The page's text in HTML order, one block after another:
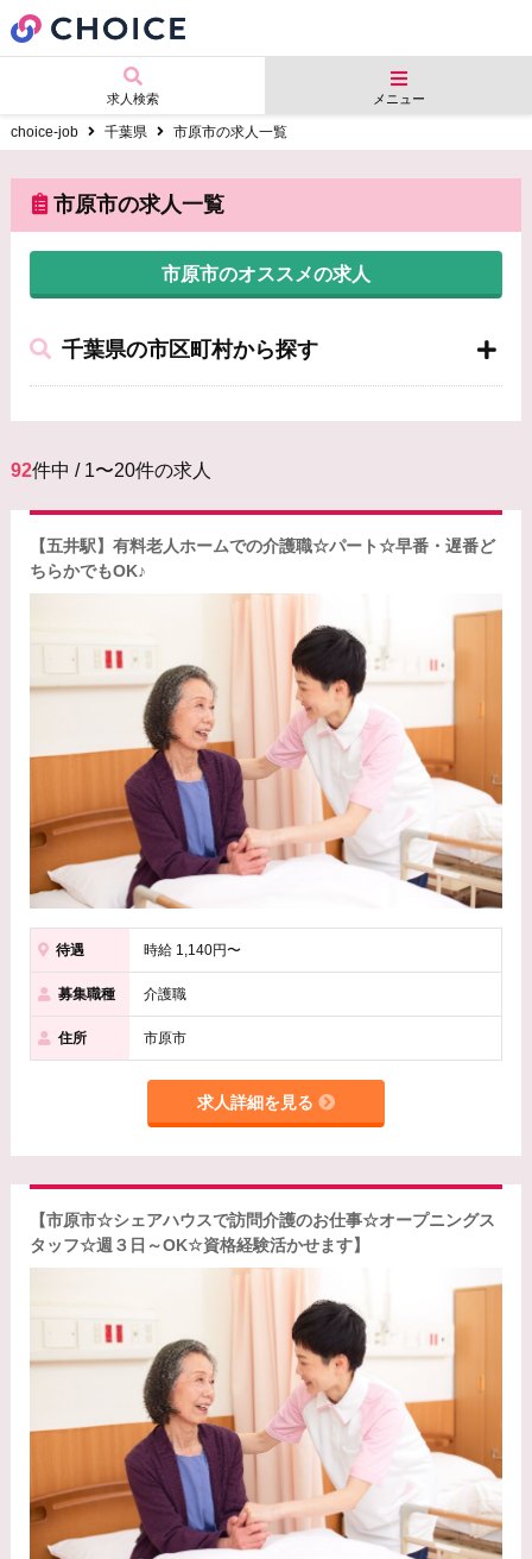
求人検索 メニュー
choice-job 千葉県 市原市の求人一覧
市原市の求人一覧
市原市のオススメの求人
千葉県の市区町村から探す
92件中 / 1〜20件の求人
【五井駅】有料老人ホームでの介護職☆パート☆早番・遅番ど
ちらかでもOK♪
待遇 時給 1,140円〜
募集職種 介護職
住所 市原市
求人詳細を見る
【市原市☆シェアハウスで訪問介護のお仕事☆オープニングス
タッフ☆週３日～OK☆資格経験活かせます】